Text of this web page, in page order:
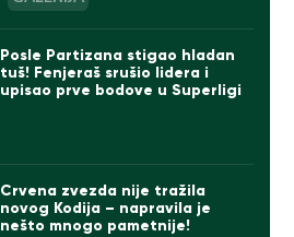
Posle Partizana stigao hladan
tuš! Fenjeraš srušio lidera i
upisao prve bodove u Superligi
Crvena zvezda nije tražila
novog Kodija – napravila je
nešto mnogo pametnije!